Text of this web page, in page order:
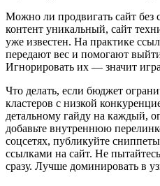
Можно ли продвигать сайт без
контент уникальный, сайт
уже известен. На практике
передают вес и помогают
Игнорировать их — значит
Что делать, если бюджет
кластеров с низкой
детальному гайду на каждый,
добавьте внутреннюю
соцсетях, публикуйте
ссылками на сайт. Не
сразу. Лучше доминировать в